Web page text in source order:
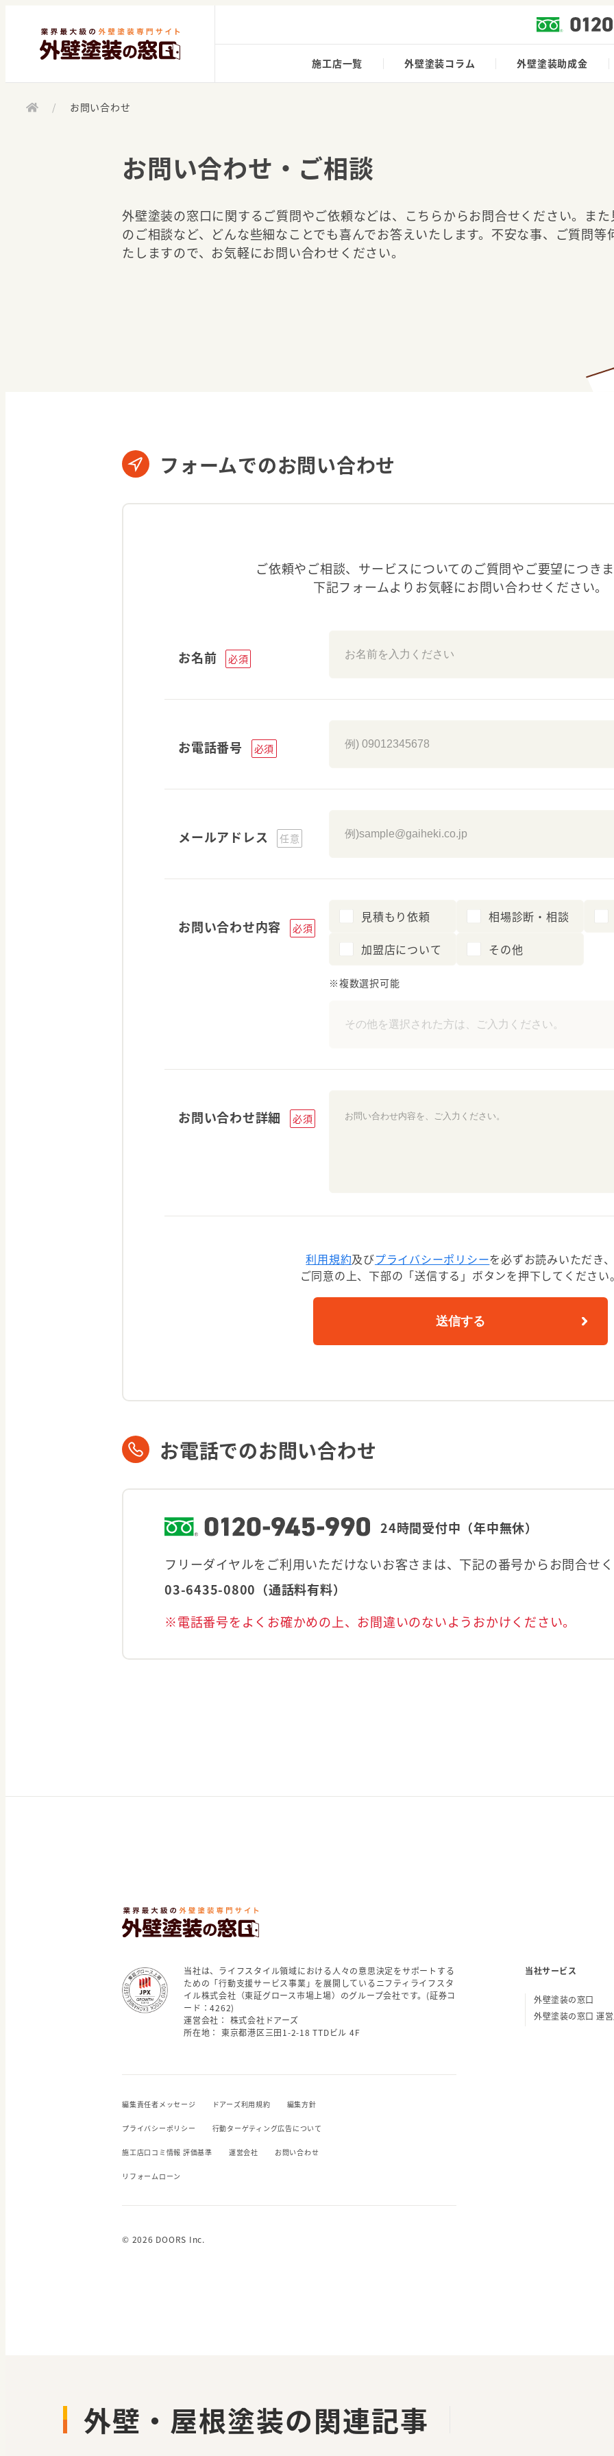
施工店一覧 外壁塗装コラム 外壁塗装助成金
/ お問い合わせ
お問い合わせ・ご相談
外壁塗装の窓口に関するご質問やご依頼などは、こちらからお問合せください。ま
のご相談など、どんな些細なことでも喜んでお答えいたします。不安な事、ご質問
たしますので、お気軽にお問い合わせください。
フォームでのお問い合わせ
ご依頼やご相談、サービスについてのご質問やご要望につき
下記フォームよりお気軽にお問い合わせください。
お名前 必須
お電話番号 必須
メールアドレス 任意
お問い合わせ内容 必須
見積もり依頼
相場診断・相談
加盟店について
その他
※複数選択可能
お問い合わせ詳細 必須
利用規約及びプライバシーポリシーを必ずお読みいただき
ご同意の上、 下部の「送信する」ボタンを押下してください
送信する
お電話でのお問い合わせ
24時間受付中（年中無休）
フリーダイヤルをご利用いただけないお客さまは、下記の番号からお問合せ
03-6435-0800（通話料有料）
※電話番号をよくお確かめの上、お間違いのないようおかけください。
当社サービス
外壁塗装の窓口
外壁塗装の窓口 運
当社は、ライフスタイル領域における人々の意思決定をサポートする
ための「行動支援サービス事業」を展開しているニフティライフスタ
イル株式会社（東証グロース市場上場）のグループ会社です。(証券コ
ード：4262)
運営会社： 株式会社ドアーズ
所在地： 東京都港区三田1-2-18 TTDビル 4F
編集責任者メッセージ ドアーズ利用規約 編集方針
プライバシーポリシー 行動ターゲティング広告について
施工店口コミ情報 評価基準 運営会社 お問い合わせ
リフォームローン
© 2026 DOORS Inc.
外壁・屋根塗装の関連記事